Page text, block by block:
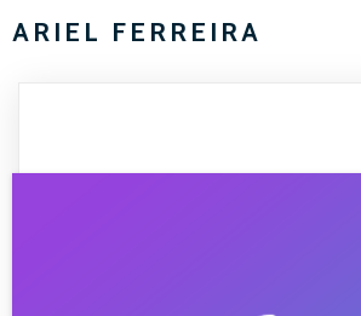
ARIEL FERREIRA